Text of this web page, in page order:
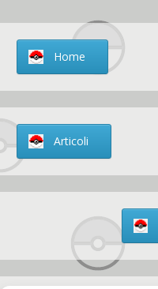
Home
Articoli